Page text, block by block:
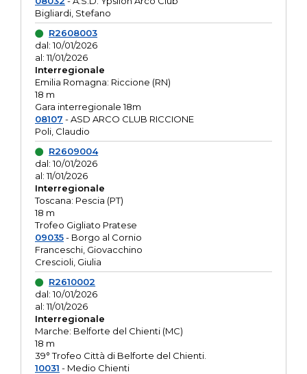
Bigliardi, Stefano
R2608003
dal: 10/01/2026
al: 11/01/2026
Interregionale
Emilia Romagna: Riccione (RN)
18 m
Gara interregionale 18m
08107 - ASD ARCO CLUB RICCIONE
Poli, Claudio
R2609004
dal: 10/01/2026
al: 11/01/2026
Interregionale
Toscana: Pescia (PT)
18 m
Trofeo Gigliato Pratese
09035- Borgo al Cornio
Franceschi, Giovacchino
Crescioli, Giulia
R2610002
dal: 10/01/2026
al: 11/01/2026
Interregionale
Marche: Belforte del Chienti (MC)
18 m
39° Trofeo Città di Belforte del Chienti.
10031 - Medio Chienti